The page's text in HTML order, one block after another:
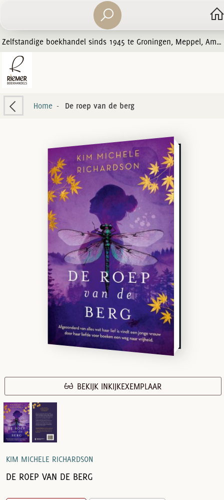
Zelfstandige boekhandel sinds 1945 te Groningen, Meppel, Amersfoort en Zwolle
Home- De roep van de berg
BEKIJK INKIJKEXEMPLAAR
KIM MICHELE RICHARDSON
DE ROEP VAN DE BERG